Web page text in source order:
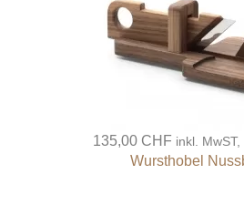
135,00 CHF inkl. MwST,
Wursthobel